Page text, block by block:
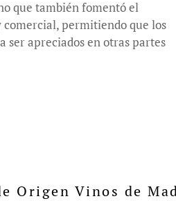
que también fomentó el
permitiendo que los
ser apreciados en otras partes
Origen Vinos de